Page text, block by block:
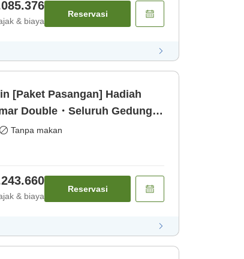
& biaya
Reservasi
[Paket Pasangan] Hadiah
[Kamar saja]
Tanpa makan
& biaya
Reservasi